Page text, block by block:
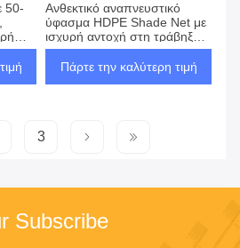
50-
Ανθεκτικό αναπνευστικό
ύφασμα HDPE Shade Net με
ισχυρή αντοχή στη τράβηξη
ιδανικό για προστασία από
την ηλιακή θερμότητα και τον
Πάρτε την καλύτερη τιμή
3
Subscribe